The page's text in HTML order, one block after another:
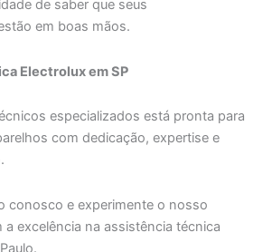
de saber que seus
em boas mãos.
Electrolux em SP
especializados está pronta para
com dedicação, expertise e
conosco e experimente o nosso
excelência na assistência técnica